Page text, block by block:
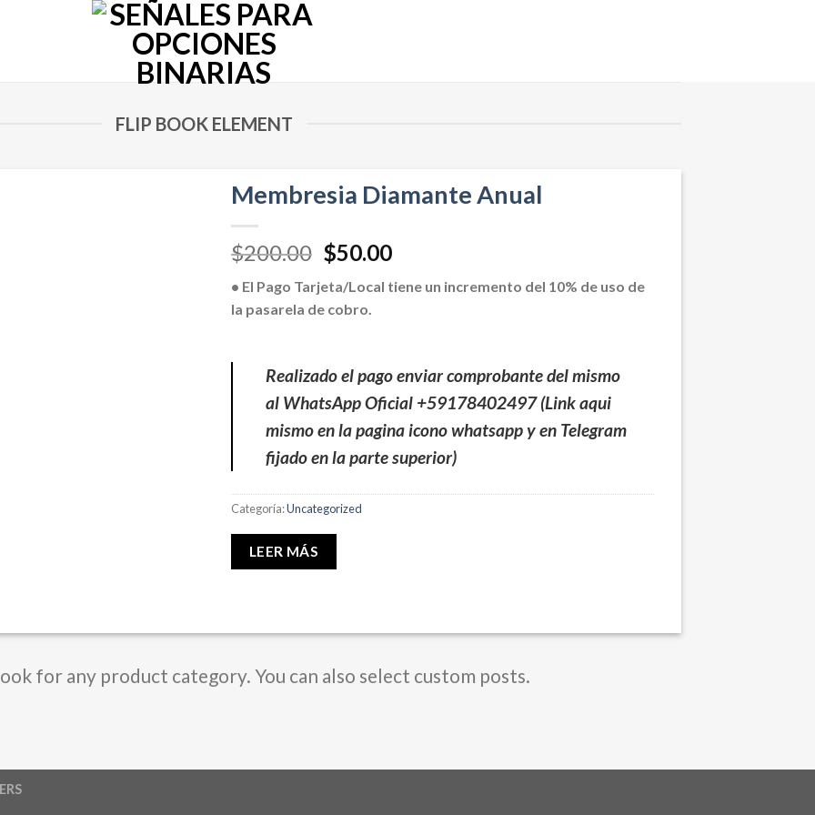
FLIP BOOK ELEMENT
Membresia Diamante Anual
$200.00 $50.00
• El Pago Tarjeta/Local tiene un incremento del 10% de uso de
la pasarela de cobro.
Realizado el pago enviar comprobante del mismo
al WhatsApp Oficial +59178402497 (Link aqui
mismo en la pagina icono whatsapp y en Telegram
fijado en la parte superior)
Categoría:Uncategorized
LEER MÁS
for any product category. You can also select custom posts.